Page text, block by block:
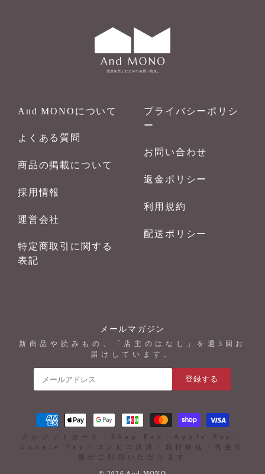
And MONOについて
よくある質問
商品の掲載について
採⽤情報
運営会社
特定商取引に関する
表記
プライバシーポリシ
ー
お問い合わせ
返金ポリシー
利用規約
配送ポリシー
メールマガジン
新商品や読みもの、「店主のはなし」を週3回お
届けしています。
登録する
クレジットカード・Shop Pay・Apple Pay・
Google Pay・コンビニ決済・銀行振込・代金引
換がご利用いただけます